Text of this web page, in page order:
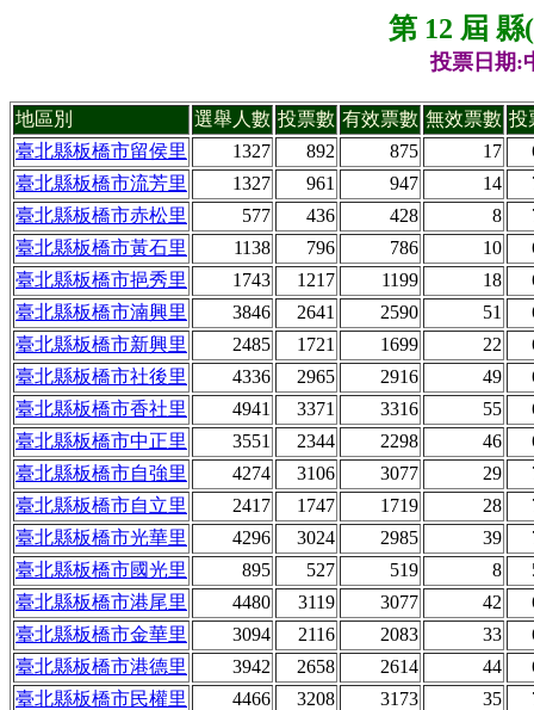
第 12 屆
投票日期:
地區別 選舉人數 投票數 有效票數 無效票數 投
臺北縣板橋市留侯里
1327 892 875 17
臺北縣板橋市流芳里
1327 961 947 14
臺北縣板橋市赤松里
577 436 428 8
臺北縣板橋市黃石里
1138 796 786 10
臺北縣板橋市挹秀里
1743 1217 1199 18
臺北縣板橋市湳興里
3846 2641 2590 51
臺北縣板橋市新興里
2485 1721 1699 22
臺北縣板橋市社後里
4336 2965 2916 49
臺北縣板橋市香社里
4941 3371 3316 55
臺北縣板橋市中正里
3551 2344 2298 46
臺北縣板橋市自強里
4274 3106 3077 29
臺北縣板橋市自立里
2417 1747 1719 28
臺北縣板橋市光華里
4296 3024 2985 39
臺北縣板橋市國光里
895 527 519 8
臺北縣板橋市港尾里
4480 3119 3077 42
臺北縣板橋市金華里
3094 2116 2083 33
臺北縣板橋市港德里
3942 2658 2614 44
臺北縣板橋市民權里
4466 3208 3173 35